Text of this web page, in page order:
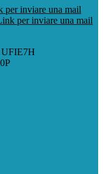
per inviare una mail
per inviare una mail
UFIE7H